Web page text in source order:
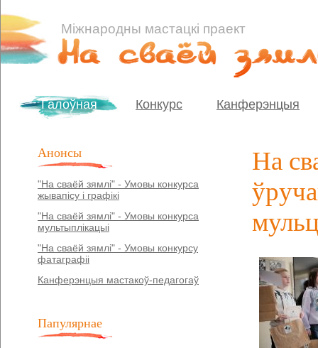
Міжнародны мастацкі праект
Галоўная Конкурс Канферэнцыя
Анонсы
"На сваёй зямлі" - Умовы конкурса
жывапісу і графікі
"На сваёй зямлі" - Умовы конкурса
мультыплікацыі
"На сваёй зямлі" - Умовы конкурсу
фатаграфіі
Канферэнцыя мастакоў-педагогаў
Папулярнае
На